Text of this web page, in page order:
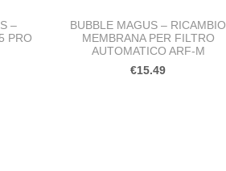
–
PRO
BUBBLE MAGUS – RICAMBIO
MEMBRANA PER FILTRO
AUTOMATICO ARF-M
€15.49